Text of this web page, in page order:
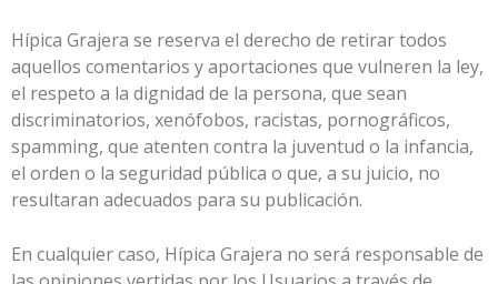
Hípica Grajera se reserva el derecho de retirar todos
aquellos comentarios y aportaciones que vulneren la ley,
el respeto a la dignidad de la persona, que sean
discriminatorios, xenófobos, racistas, pornográficos,
spamming, que atenten contra la juventud o la infancia,
el orden o la seguridad pública o que, a su juicio, no
resultaran adecuados para su publicación.
En cualquier caso, Hípica Grajera no será responsable de